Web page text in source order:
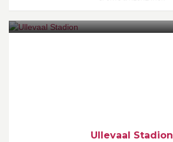
Ullevaal Stadion